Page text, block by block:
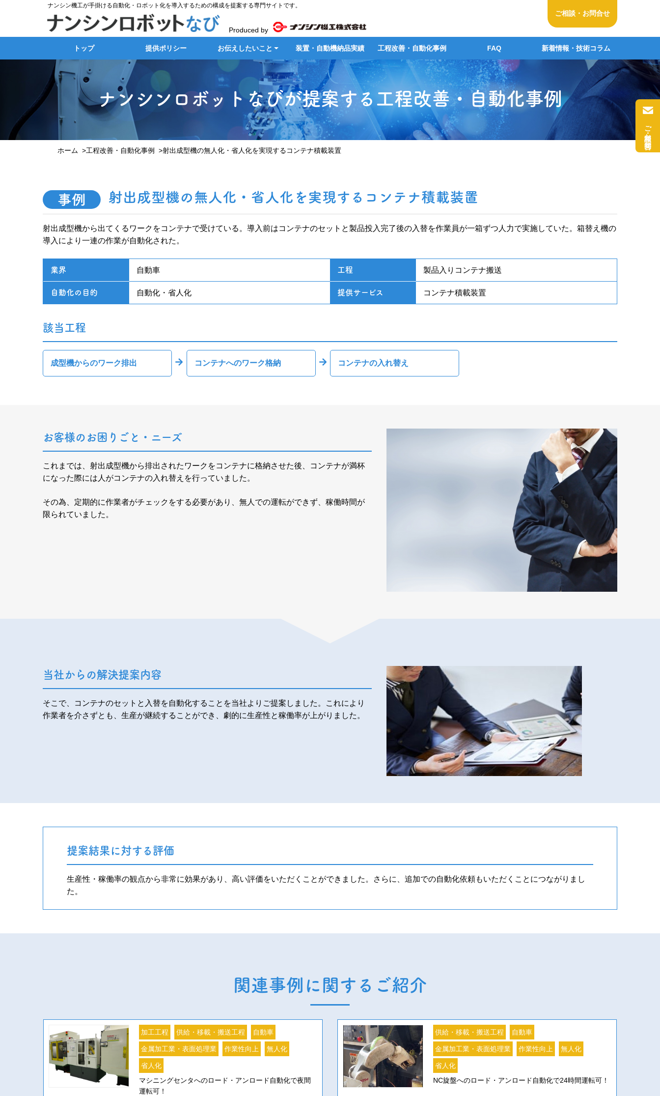
ナンシン機工が手掛ける自動化・ロボット化を導入するための構成を提案する専門サイトです。
Produced by
ご相談・お問合せ
トップ 提供ポリシー お伝えしたいこと 装置・ 自動機納品実績 工程改善・ 自動化事例 FAQ 新着情報・技術コラム
ナンシンロボットなびが提案する 工程改善・自動化事例
ホーム 工程改善・自動化事例 射出成型機の無人化・省人化を実現するコンテナ積載装置
事例 射出成型機の無人化・省人化を実現するコンテナ積載装置
射出成型機から出てくるワークをコンテナで受けている。導入前はコンテナのセットと製品投入完了後の入替を作業員が一箱ずつ人力で実施していた。箱替え機の
導入により一連の作業が自動化された。
業界 自動車 工程 製品入りコンテナ搬送
自動化の目的 自動化・省人化 提供サービス コンテナ積載装置
該当工程
成型機からのワーク排出 コンテナへのワーク格納 コンテナの入れ替え
お客様のお困りごと・ニーズ
これまでは、射出成型機から排出されたワークをコンテナに格納させた後、コンテナが満杯
になった際には人がコンテナの入れ替えを行っていました。
その為、定期的に作業者がチェックをする必要があり、無人での運転ができず、稼働時間が
限られていました。
当社からの解決提案内容
そこで、コンテナのセットと入替を自動化することを当社よりご提案しました。これにより
作業者を介さずとも、生産が継続することができ、劇的に生産性と稼働率が上がりました。
提案結果に対する評価
生産性・稼働率の観点から非常に効果があり、高い評価をいただくことができました。さらに、追加での自動化依頼もいただくことにつながりまし
た。
関連事例に関するご紹介
加工工程 供給・移載・搬送工程 自動車
金属加工業・表面処理業 作業性向上 無人化
省人化
マシニングセンタへのロード・アンロード自動化で夜間
運転可！
供給・移載・搬送工程 自動車
金属加工業・表面処理業 作業性向上 無人化
省人化
NC旋盤へのロード・アンロード自動化で24時間運転可！
ご相談・お問合せ